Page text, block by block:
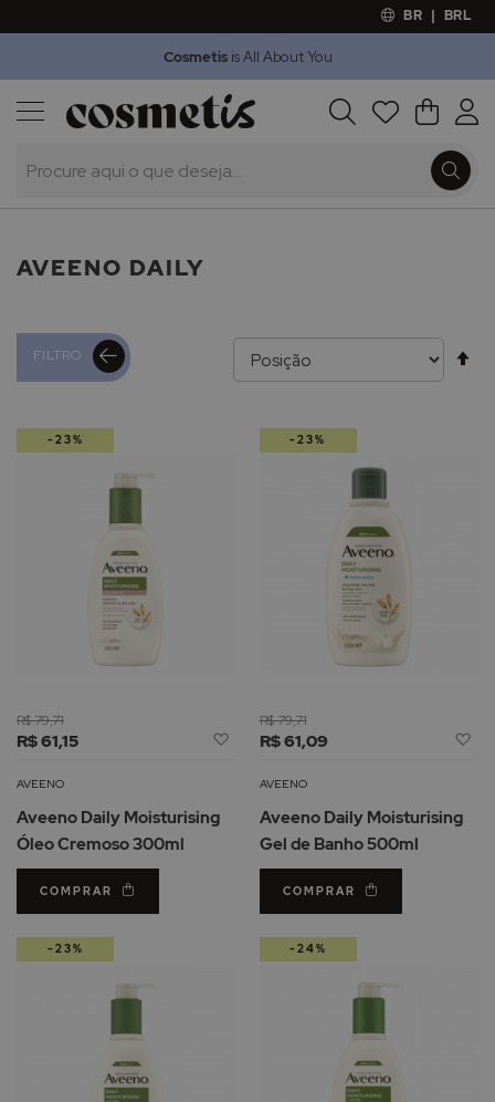
BR | BRL
Cosmetisis All About You
Procura O Meu
Outlet
AVEENO DAILY
FILTRO
R$ 61,15
R$ 79,71
Adicionar
Lista
Desejos
AVEENO
Aveeno Daily Moisturising
Óleo Cremoso 300ml
COMPRAR
-23%
R$ 61,09
R$ 79,71
AVEENO
Aveeno Daily Moisturising
Gel de Banho 500ml
COMPRAR
-23%
-23% -24%